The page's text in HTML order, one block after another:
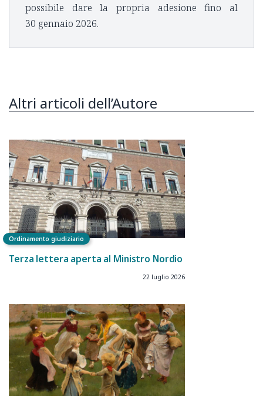
possibile dare la propria adesione fino al
30 gennaio 2026.
Altri articoli dell’Autore
Ordinamento giudiziario
Terza lettera aperta al Ministro Nordio
22 luglio 2026